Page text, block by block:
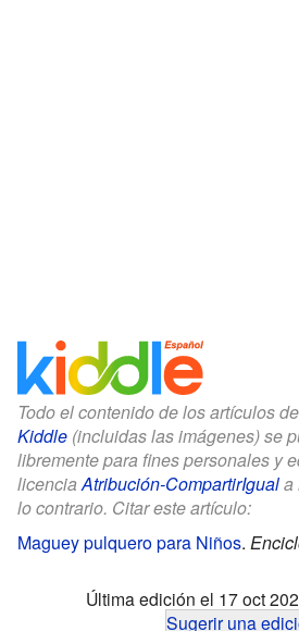
Todo el contenido de los artículos
Kiddle (incluidas las imágenes) se
libremente para fines personales y
licenciaAtribución-CompartirIguala
lo contrario. Citar este artículo:
Maguey pulquero para Niños.
Última edición el 17 oct
Sugerir una